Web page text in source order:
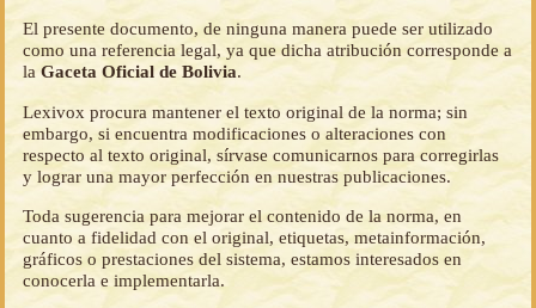
El presente documento, de ninguna manera puede ser utilizado
como una referencia legal, ya que dicha atribución corresponde a
laGaceta Oficial de Bolivia.
Lexivox procura mantener el texto original de la norma; sin
embargo, si encuentra modificaciones o alteraciones con
respecto al texto original, sírvase comunicarnos para corregirlas
y lograr una mayor perfección en nuestras publicaciones.
Toda sugerencia para mejorar el contenido de la norma, en
cuanto a fidelidad con el original, etiquetas, metainformación,
gráficos o prestaciones del sistema, estamos interesados en
conocerla e implementarla.